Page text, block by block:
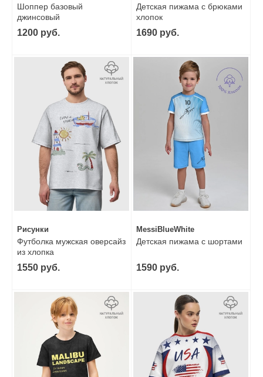
Шоппер базовый
джинсовый
1200 руб.
Детская пижама с брюками
хлопок
1690 руб.
Рисунки
Футболка мужская оверсайз
из хлопка
1550 руб.
MessiBlueWhite
Детская пижама с шортами
1590 руб.